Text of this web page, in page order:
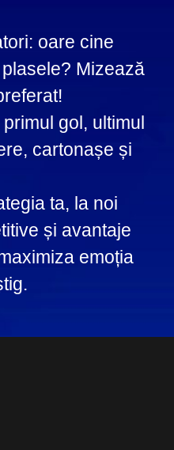
oare cine
Mizează
gol, ultimul
cartonașe și
ta, la noi
și avantaje
emoția